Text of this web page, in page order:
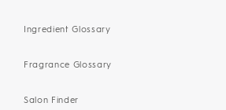
Ingredient Glossary
Fragrance Glossary
Salon Finder